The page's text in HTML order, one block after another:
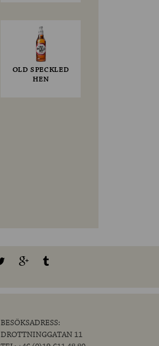
OLD SPECKLED
HEN
BESÖKSADRESS:
DROTTNINGGATAN 11